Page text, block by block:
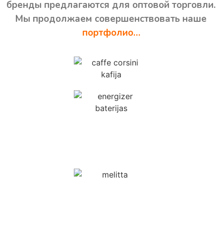
бренды предлагаются для оптовой торговли.
Мы продолжаем совершенствовать наше
портфолио…